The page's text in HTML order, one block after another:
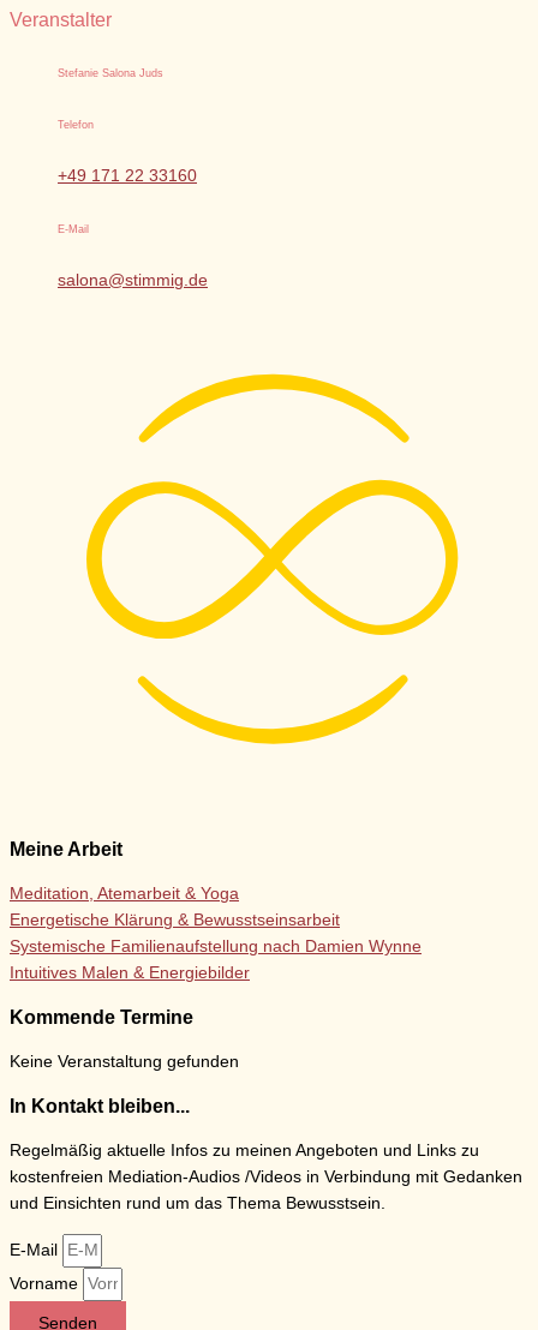
Veranstalter
Stefanie Salona Juds
Telefon
+49 171 22 33160
E-Mail
salona@stimmig.de
Meine Arbeit
Meditation, Atemarbeit & Yoga
Energetische Klärung & Bewusstseinsarbeit
Systemische Familienaufstellung nach Damien Wynne
Intuitives Malen & Energiebilder
Kommende Termine
Keine Veranstaltung gefunden
In Kontakt bleiben...
Regelmäßig aktuelle Infos zu meinen Angeboten und Links zu
kostenfreien Mediation-Audios /Videos in Verbindung mit Gedanken
und Einsichten rund um das Thema Bewusstsein.
E-Mail
Vorname
Senden